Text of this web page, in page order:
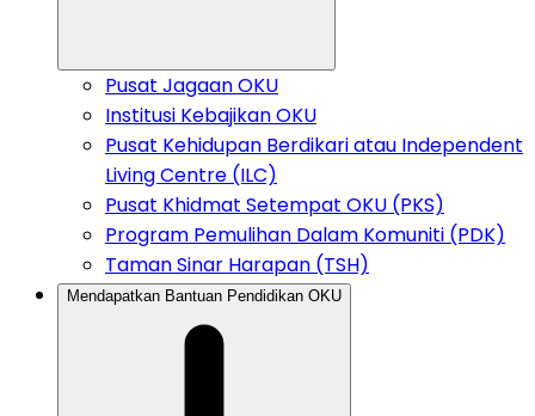
Pusat Jagaan OKU
Institusi Kebajikan OKU
Pusat Kehidupan Berdikari atau Independent
Living Centre (ILC)
Pusat Khidmat Setempat OKU (PKS)
Program Pemulihan Dalam Komuniti (PDK)
Taman Sinar Harapan (TSH)
Mendapatkan Bantuan Pendidikan OKU